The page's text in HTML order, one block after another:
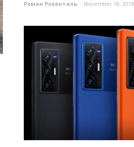
Роман Розенталь - November 18, 2019